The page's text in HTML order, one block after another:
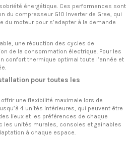
énergétique. Ces performances sont
du compresseur G10 Inverter de Gree, qui
moteur pour s’adapter à la demande
une réduction des cycles de
de la consommation électrique. Pour les
confort thermique optimal toute l’année et
pour toutes les
offrir une flexibilité maximale lors de
4 unités intérieures, qui peuvent être
lieux et les préférences de chaque
les unités murales, consoles et gainables
à chaque espace.